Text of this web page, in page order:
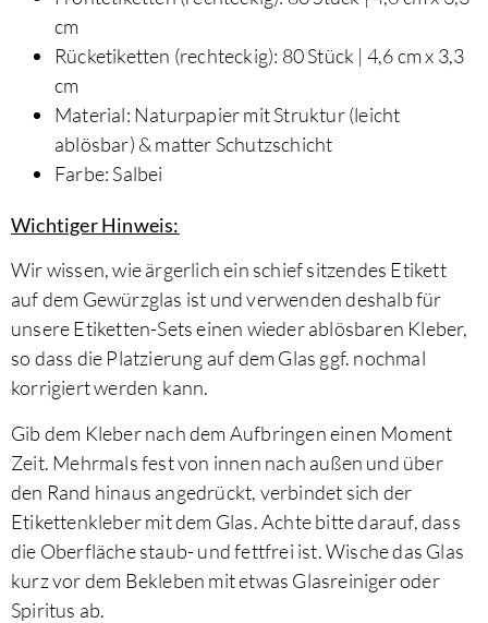
cm
Rücketiketten (rechteckig): 80 Stück | 4,6 cm x 3,3
cm
Material: Naturpapier mit Struktur (leicht
ablösbar) & matter Schutzschicht
Farbe: Salbei
Wichtiger Hinweis:
Wir wissen, wie ärgerlich ein schief sitzendes Etikett
auf dem Gewürzglas ist und verwenden deshalb für
unsere Etiketten-Sets einen wieder ablösbaren Kleber,
so dass die Platzierung auf dem Glas ggf. nochmal
korrigiert werden kann.
Gib dem Kleber nach dem Aufbringen einen Moment
Zeit. Mehrmals fest von innen nach außen und über
den Rand hinaus angedrückt, verbindet sich der
Etikettenkleber mit dem Glas. Achte bitte darauf, dass
die Oberfläche staub- und fettfrei ist. Wische das Glas
kurz vor dem Bekleben mit etwas Glasreiniger oder
Spiritus ab.